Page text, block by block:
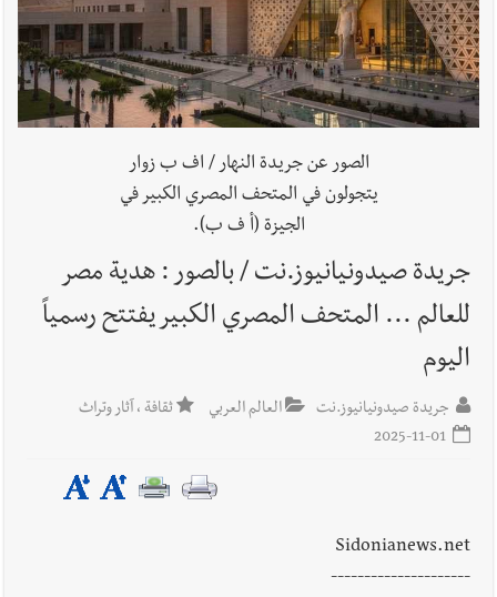
Sollfrank على ضرورة تعزيز التعاون بين الجيشَين
أخبار لبنان الطقس غدا صيفي معتاد والحرارة ضمن معدلاتها
الموسمية
إنفجار مرفأ أم إنفجار دولة؟... كيف نحمي لبنان؟
أخبار لبنان
فكيف أقرّت الزيادة؟
مواجهة مؤجّلة لنزاع طويل
الصور عن جريدة النهار / اف ب زوار
يتجولون في المتحف المصري الكبير في
الجيزة (أ ف ب).
جريدة صيدونيانيوز.نت / بالصور : هدية مصر
للعالم ... المتحف المصري الكبير يفتتح رسمياً
اليوم
جريدة صيدونيانيوز.نت العالم العربي
ثقافة ، آثار وتراث
2025-11-01
Sidonianews.net
---------------------